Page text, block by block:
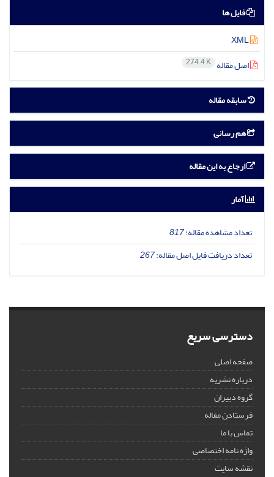
فایل ها
اصل مقاله 274.4 K
سابقه مقاله
هم رسانی
ارجاع به این مقاله
آمار
تعداد مشاهده مقاله:817
تعداد دریافت فایل اصل مقاله:267
دسترسی سریع
صفحه اصلی
درباره نشریه
گروه دبیران
فرستادن مقاله
تماس با ما
واژه نامه اختصاصی
نقشه سایت